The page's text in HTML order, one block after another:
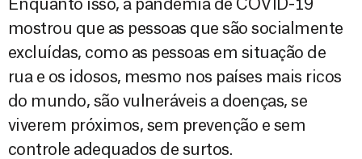
Enquanto isso, a pandemia de COVID-19
mostrou que as pessoas que são socialmente
excluídas, como as pessoas em situação de
rua e os idosos, mesmo nos países mais ricos
do mundo, são vulneráveis a doenças, se
viverem próximos, sem prevenção e sem
controle adequados de surtos.